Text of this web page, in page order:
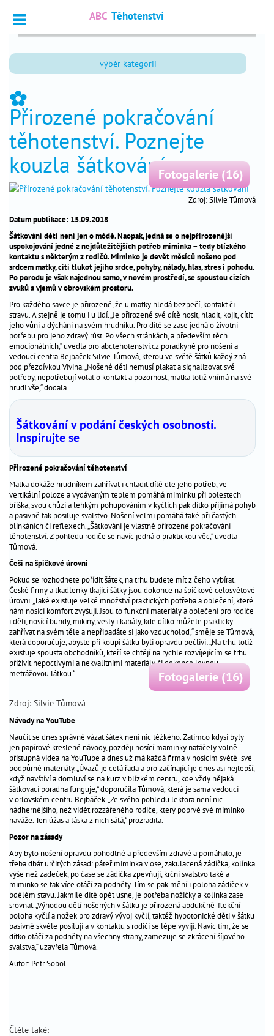
_ Dotazy
Výpočet
termínu
Fórum
čtenářů
chci
otěhotnět
_ těhotenství
_ péče
dítě
_ antikoncepce
_ gynekologická
prevence
Nejčtenější
dotazy
odborníkům
aktuality
hitparáda
jmen
problémy
s
otěhotněním
výpočet
termínů
výživa
v
těhotenství
chronická
onemocnění
a
těhotenství
náhradní
životní
styl
recepty
sex
a
vztahy
fórum
čtenářů
skutečné
příběhy
důležité
kontakty
na
co
se
nás
ptáte
babské
ABC Těhotenství
výběr kategorii
_
Přirozené pokračování
těhotenství. Poznejte
kouzla šátkováníFotogalerie (16)
Zdroj: Silvie Tůmová
Datum publikace: 15.09.2018
Šátkování dětí není jen o módě. Naopak, jedná se o nejpřirozenější
uspokojování jedné z nejdůležitějších potřeb miminka – tedy blízkého
kontaktu s některým z rodičů. Miminko je devět měsíců nošeno pod
srdcem matky, cítí tlukot jejího srdce, pohyby, nálady, hlas, stres i pohodu.
Po porodu je však najednou samo, v novém prostředí, se spoustou cizích
zvuků a vjemů v obrovském prostoru.
Pro každého savce je přirozené, že u matky hledá bezpečí, kontakt či
stravu. A stejně je tomu i u lidí. „Je přirozené své dítě nosit, hladit, kojit, cítit
jeho vůni a dýchání na svém hrudníku. Pro dítě se zase jedná o životní
potřebu pro jeho zdravý růst. Po všech stránkách, a především těch
emocionálních,“ uvedla pro abctehotenstvi.cz poradkyně pro nošení a
vedoucí centra Bejbaček Silvie Tůmová, kterou ve světě šátků každý zná
pod přezdívkou Vivina. „Nošené děti nemusí plakat a signalizovat své
potřeby, nepotřebují volat o kontakt a pozornost, matka totiž vnímá na své
hrudi vše,“ dodala.
Šátkování v podání českých osobností.
Inspirujte se
Přirozené pokračování těhotenství
Matka dokáže hrudníkem zahřívat i chladit dítě dle jeho potřeb, ve
vertikální poloze a vydávaným teplem pomáhá miminku při bolestech
bříška, svou chůzí a lehkým pohupováním v kyčlích pak dítko přijímá pohyb
a pasivně tak posiluje svalstvo. Nošení velmi pomáhá také při častých
blinkáních či reflexech. „Šátkování je vlastně přirozené pokračování
těhotenství. Z pohledu rodiče se navíc jedná o praktickou věc,“ uvedla
Tůmová.
Češi na špičkové úrovni
Pokud se rozhodnete pořídit šátek, na trhu budete mít z čeho vybírat.
České firmy a tkadlenky tkající šátky jsou dokonce na špičkové celosvětové
úrovni. „Také existuje velké množství praktických potřeba a oblečení, které
nám nosící komfort zvyšují. Jsou to funkční materiály a oblečení pro rodiče
i děti, nosící bundy, mikiny, vesty i kabáty, kde dítko můžete prakticky
zahřívat na svém těle a nepřipadáte si jako vzducholoď,“ směje se Tůmová,
která doporučuje, abyste při koupi šátku byli opravdu pečliví: „Na trhu totiž
existuje spousta obchodníků, kteří se chtějí na rychle rozvíjejícím se trhu
přiživit nepoctivými a nekvalitními materiály či dokonce levnou
metrážovou látkou.“
Fotogalerie (16)
Zdroj: Silvie Tůmová
Návody na YouTube
Naučit se dnes správně vázat šátek není nic těžkého. Zatímco kdysi byly
jen papírové kreslené návody, později nosící maminky natáčely volně
přístupná videa na YouTube a dnes už má každá firma v nosícím světě své
podpůrné materiály. „Úvazů je celá řada a pro začínající je dnes asi nejlepší,
když navštíví a domluví se na kurz v blízkém centru, kde vždy nějaká
šátkovací poradna funguje,“ doporučila Tůmová, která je sama vedoucí
v orlovském centru Bejbáček. „Ze svého pohledu lektora není nic
nádhernějšího, než vidět rozzářeného rodiče, který poprvé své miminko
naváže. Ten úžas a láska z nich sálá,“ prozradila.
Pozor na zásady
Aby bylo nošení opravdu pohodlné a především zdravé a pomáhalo, je
třeba dbát určitých zásad: páteř miminka v ose, zakulacená zádíčka, kolínka
výše než zadeček, po čase se zádíčka zpevňují, krční svalstvo také a
miminko se tak více otáčí za podněty. Tím se pak mění i poloha zádíček v
bdělém stavu. Jakmile dítě opět usne, je potřeba nožičky a kolínka zase
srovnat. „Výhodou dětí nošených v šátku je přirozená abdukčně-flekční
poloha kyčlí a nožek pro zdravý vývoj kyčlí, taktéž hypotonické děti v šátku
pasivně skvěle posilují a v kontaktu s rodiči se lépe vyvíjí. Navíc tím, že se
dítko otáčí za podněty na všechny strany, zamezuje se zkrácení šíjového
svalstva,“ uzavřela Tůmová.
Autor: Petr Sobol
Čtěte také: